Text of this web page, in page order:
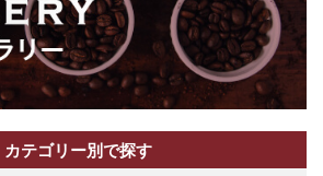
カテゴリー別で探す